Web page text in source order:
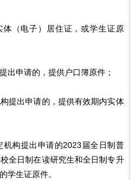
体（电子）居住证，或学生证原
出申请的，提供户口簿原件；
提出申请的，提供有效期内实体
构提出申请的2023届全日制普
全日制在读研究生和全日制专升
学生证原件。